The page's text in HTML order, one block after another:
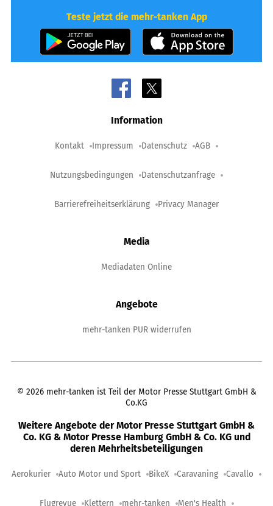
Teste jetzt die mehr-tanken App
Information
Kontakt Impressum Datenschutz AGB
Nutzungsbedingungen Datenschutzanfrage
Barrierefreiheitserklärung Privacy Manager
Media
Mediadaten Online
Angebote
mehr-tanken PUR widerrufen
© 2026 mehr-tanken ist Teil der Motor Presse Stuttgart GmbH &
Co.KG
Weitere Angebote der Motor Presse Stuttgart GmbH &
Co. KG & Motor Presse Hamburg GmbH & Co. KG und
deren Mehrheitsbeteiligungen
Aerokurier Auto Motor und Sport BikeX Caravaning Cavallo
Flugrevue Klettern mehr-tanken Men's Health